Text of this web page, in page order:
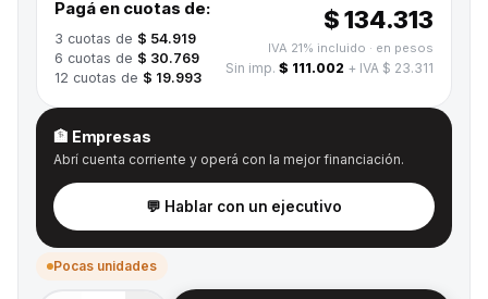
Pagá en cuotas de:
3 cuotas de $ 54.919
6 cuotas de $ 30.769
12 cuotas de $ 19.993
$ 134.313
IVA 21% incluido · en pesos
Sin imp. $ 111.002 + IVA $ 23.311
🏦 Empresas
Abrí cuenta corriente y operá con la mejor financiación.
💬 Hablar con un ejecutivo
Pocas unidades